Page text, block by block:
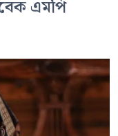
এমপি